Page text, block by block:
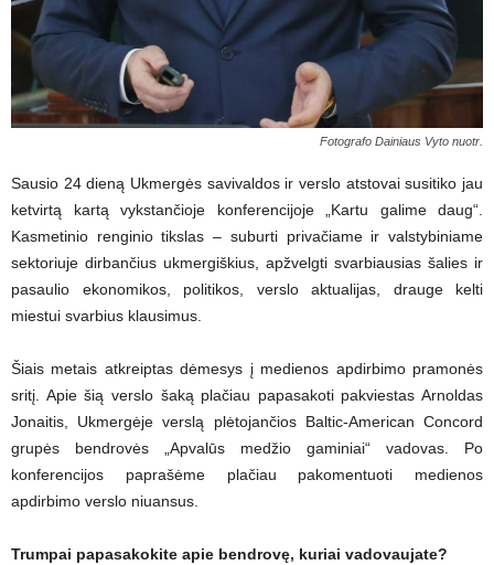
Fotografo Dainiaus Vyto nuotr.
Sausio 24 dieną Ukmergės savivaldos ir verslo atstovai susitiko jau
ketvirtą kartą vykstančioje konferencijoje „Kartu galime daug“.
Kasmetinio renginio tikslas – suburti privačiame ir valstybiniame
sektoriuje dirbančius ukmergiškius, apžvelgti svarbiausias šalies ir
pasaulio ekonomikos, politikos, verslo aktualijas, drauge kelti
miestui svarbius klausimus.
Šiais metais atkreiptas dėmesys į medienos apdirbimo pramonės
sritį. Apie šią verslo šaką plačiau papasakoti pakviestas Arnoldas
Jonaitis, Ukmergėje verslą plėtojančios Baltic-American Concord
grupės bendrovės „Apvalūs medžio gaminiai“ vadovas. Po
konferencijos paprašėme plačiau pakomentuoti medienos
apdirbimo verslo niuansus.
Trumpai papasakokite apie bendrovę, kuriai vadovaujate?